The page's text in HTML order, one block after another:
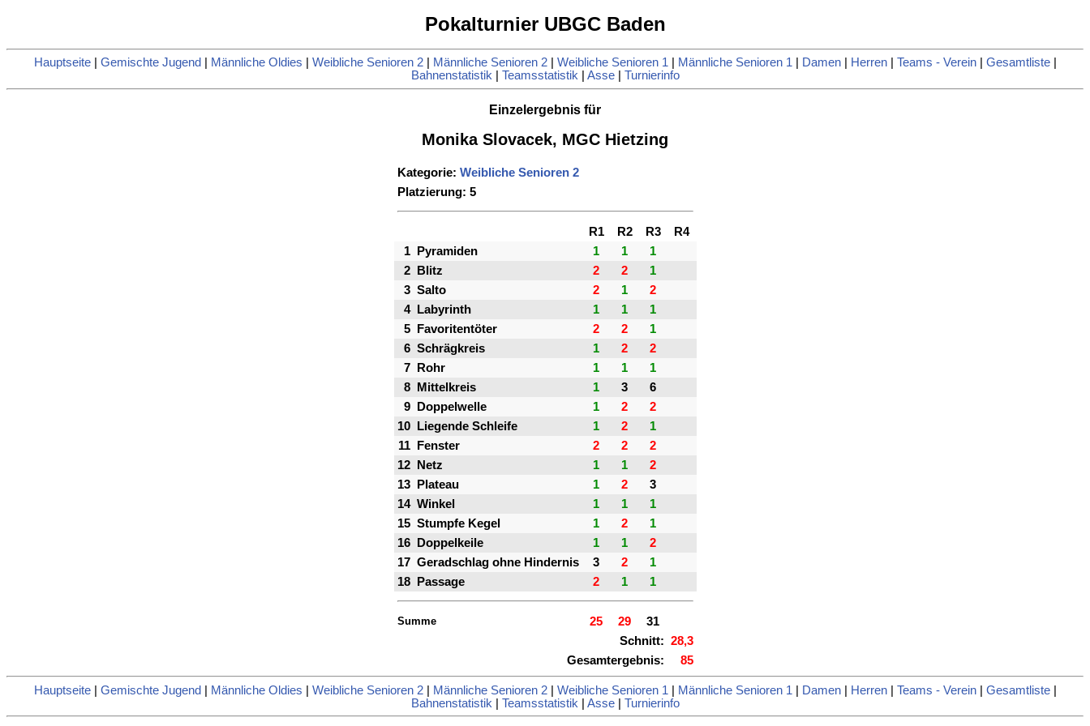
Pokalturnier UBGC Baden
Hauptseite| Gemischte Jugend Männliche Oldies Weibliche Senioren 2| Männliche Senioren 2| Weibliche Senioren 1| Männliche Senioren 1| Damen| Herren| Teams - Verein| Gesamtliste|
Bahnenstatistik| Teamsstatistik| Asse| Turnierinfo
Einzelergebnis für
Monika Slovacek, MGC Hietzing
Kategorie: Weibliche Senioren 2
Platzierung: 5
R1 R2 R3
R4
1
Pyramiden 1 1
1
2
Blitz 2 2
1
3 Salto 2 1
2
4
Labyrinth 1 1
1
5
Favoritentöter 2 2
1
6 Schrägkreis 1 2
2
7
Rohr 1 1
1
8
Mittelkreis 1 3
6
9
Doppelwelle 1 2
2
10
Liegende Schleife 1 2
1
11
Fenster 2 2
2
12
Netz 1 1
2
13
Plateau 1 2
3
14 Winkel 1 1
1
15 Stumpfe Kegel 1 2
1
16
Doppelkeile 1 1
2
17 Geradschlag ohne Hindernis 3 2
1
18
Passage 2 1 1
Summe 25 29
31
Schnitt: 28,3
Gesamtergebnis:
85
Hauptseite| Gemischte Jugend Männliche Oldies Weibliche Senioren 2| Männliche Senioren 2| Weibliche Senioren 1 Männliche Senioren 1 Damen| Herren| Teams - Verein| Gesamtliste|
Bahnenstatistik
Teamsstatistik Asse| Turnierinfo